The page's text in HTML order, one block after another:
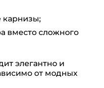
карнизы;
вместо сложного
элегантно и
от модных